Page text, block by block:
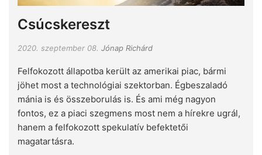
Csúcskereszt
2020. szeptember 08. Jónap Richárd
Felfokozott állapotba került az amerikai piac, bármi
jöhet most a technológiai szektorban. Égbeszaladó
mánia is és összeborulás is. És ami még nagyon
fontos, ez a piaci szegmens most nem a hírekre ugrál,
hanem a felfokozott spekulatív befektetői
magatartásra.